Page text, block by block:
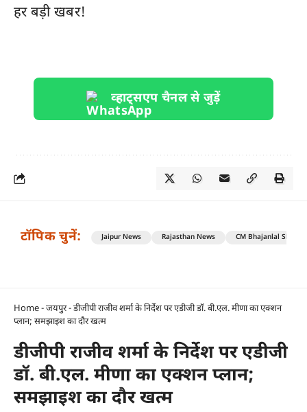
हर बड़ी खबर!
व्हाट्सएप चैनल से जुड़ें
टॉपिक चुनें: Jaipur News Rajasthan News CM Bhajanlal
Home-जयपुर-डीजीपी राजीव शर्मा के निर्देश पर एडीजी डॉ. बी.एल. मीणा का एक्शन
प्लान; समझाइश का दौर खत्म
डीजीपी राजीव शर्मा के निर्देश पर एडीजी
डॉ. बी.एल. मीणा का एक्शन प्लान;
समझाइश का दौर खत्म